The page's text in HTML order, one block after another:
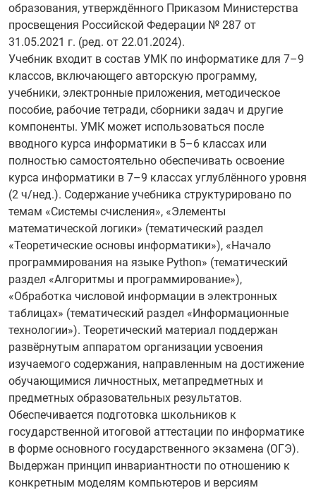
образования, утверждённого Приказом Министерства
просвещения Российской Федерации № 287 от
31.05.2021 г. (ред. от 22.01.2024).
Учебник входит в состав УМК по информатике для 7–9
классов, включающего авторскую программу,
учебники, электронные приложения, методическое
пособие, рабочие тетради, сборники задач и другие
компоненты. УМК может использоваться после
вводного курса информатики в 5–6 классах или
полностью самостоятельно обеспечивать освоение
курса информатики в 7–9 классах углублённого уровня
(2 ч/нед.). Содержание учебника структурировано по
темам «Системы счисления», «Элементы
математической логики» (тематический раздел
«Теоретические основы информатики»), «Начало
программирования на языке Python» (тематический
раздел «Алгоритмы и программирование»),
«Обработка числовой информации в электронных
таблицах» (тематический раздел «Информационные
технологии»). Теоретический материал поддержан
развёрнутым аппаратом организации усвоения
изучаемого содержания, направленным на достижение
обучающимися личностных, метапредметных и
предметных образовательных результатов.
Обеспечивается подготовка школьников к
государственной итоговой аттестации по информатике
в форме основного государственного экзамена (ОГЭ).
Выдержан принцип инвариантности по отношению к
конкретным моделям компьютеров и версиям